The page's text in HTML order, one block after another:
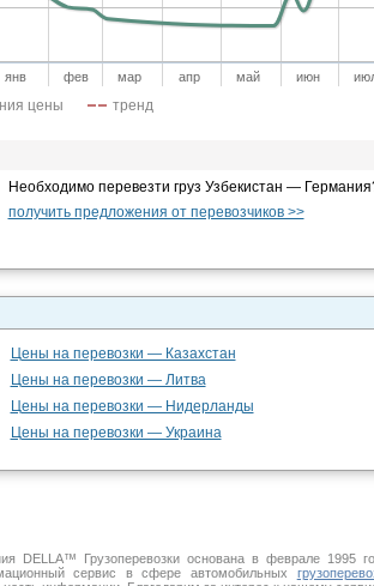
цены тренд
янв фев мар апр май июн
Необходимо перевезти груз Узбекистан —
получить предложения от перевозчиков >>
Цены на перевозки — Казахстан
Цены на перевозки — Литва
Цены на перевозки — Нидерланды
Цены на перевозки — Украина
DELLA™ Грузоперевозки основана в феврале
сервис в сфере автомобильных